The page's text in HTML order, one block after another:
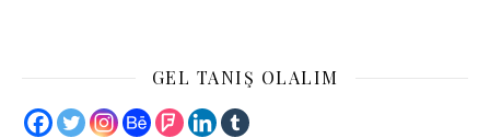
GEL TANIŞ OLALIM